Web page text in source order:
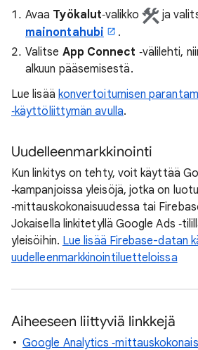
Avaa Työkalut‑valikko ja
mainontahubi
.
Valitse App Connect ‑välilehti,
alkuun pääsemisestä.
Lue lisää konvertoitumisen
‑käyttöliittymän avulla.
Uudelleenmarkkinointi
Kun linkitys on tehty, voit käyttää
‑kampanjoissa yleisöjä, jotka on
‑mittauskokonaisuudessa tai
Jokaisella linkitetyllä Google Ads
yleisöihin. Lue lisää Firebase-datan
uudelleenmarkkinointiluetteloissa
Aiheeseen liittyviä linkkejä
Google Analytics